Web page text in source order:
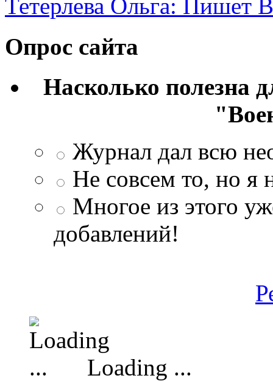
Тетерлева Ольга: Пишет
Опрос сайта
Насколько полезна
Журнал дал всю
Не совсем то, но я
Многое из этого
добавлений!
Loading ...